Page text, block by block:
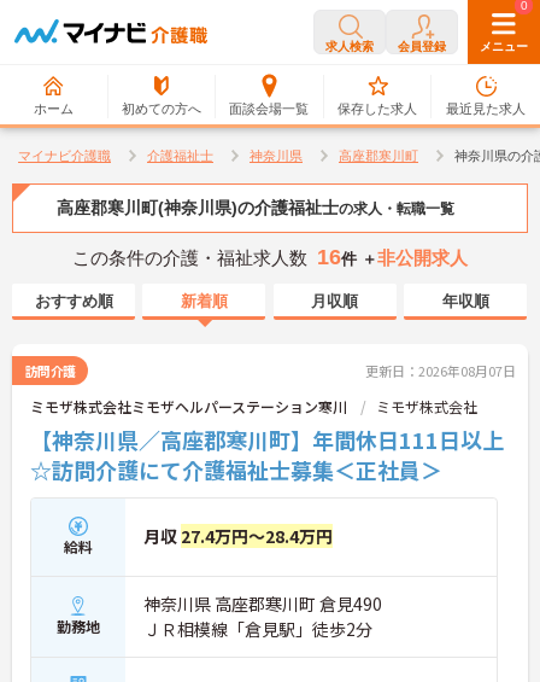
求人検索 会員登録 メニュー
ホーム 初めての方へ 面談会場一覧
0
保存した求人
0
最近見た求人
マイナビ介護職 介護福祉士 神奈川県 高座郡寒川町 神奈川県の介
高座郡寒川町(神奈川県)の介護福祉士の求人・転職一覧
この条件の介護・福祉求人数 16件 ＋非公開求人
おすすめ順 新着順 月収順 年収順
訪問介護 更新日：2026年08月07日
ミモザ株式会社ミモザヘルパーステーション寒川 ミモザ株式会社
【神奈川県／高座郡寒川町】年間休日111日以上
☆訪問介護にて介護福祉士募集＜正社員＞
給料 月収 27.4万円～28.4万円
勤務地
神奈川県 高座郡寒川町 倉見490
ＪＲ相模線「倉見駅」徒歩2分